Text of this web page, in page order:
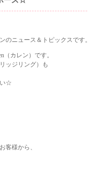
のニュース＆トピックスです。
カレン）です。
ッジリング）も
い☆
客様から、